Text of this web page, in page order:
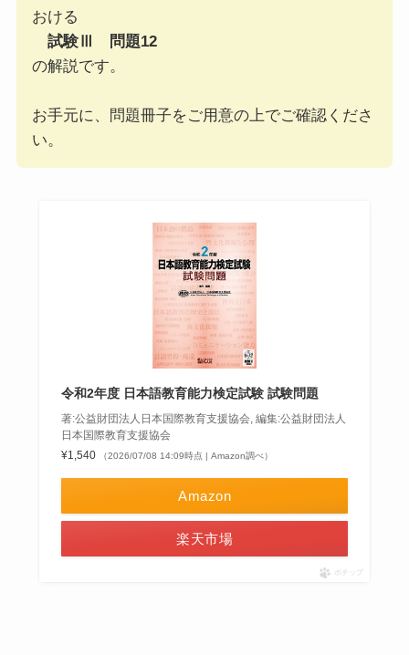
おける
試験Ⅲ 問題12
の解説です。
お手元に、問題冊子をご用意の上でご確認くださ
い。
令和2年度 日本語教育能力検定試験 試験問題
著:公益財団法人日本国際教育支援協会, 編集:公益財団法人
日本国際教育支援協会
¥1,540
（2026/07/08 14:09時点 | Amazon調べ）
Amazon
楽天市場
ポチップ